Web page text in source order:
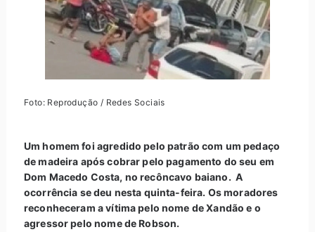
Foto: Reprodução / Redes Sociais
Um homem foi agredido pelo patrão com um pedaço
de madeira após cobrar pelo pagamento do seu em
Dom Macedo Costa, no recôncavo baiano. A
ocorrência se deu nesta quinta-feira. Os moradores
reconheceram a vítima pelo nome de Xandão e o
agressor pelo nome de Robson.